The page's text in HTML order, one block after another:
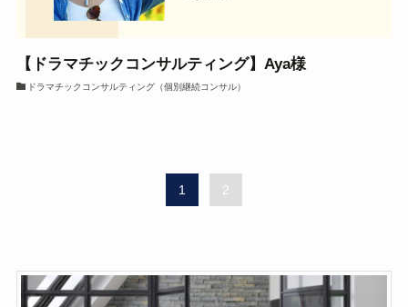
【ドラマチックコンサルティング】Aya様
ドラマチックコンサルティング（個別継続コンサル）
1 2